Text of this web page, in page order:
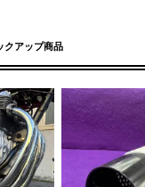
クアップ商品